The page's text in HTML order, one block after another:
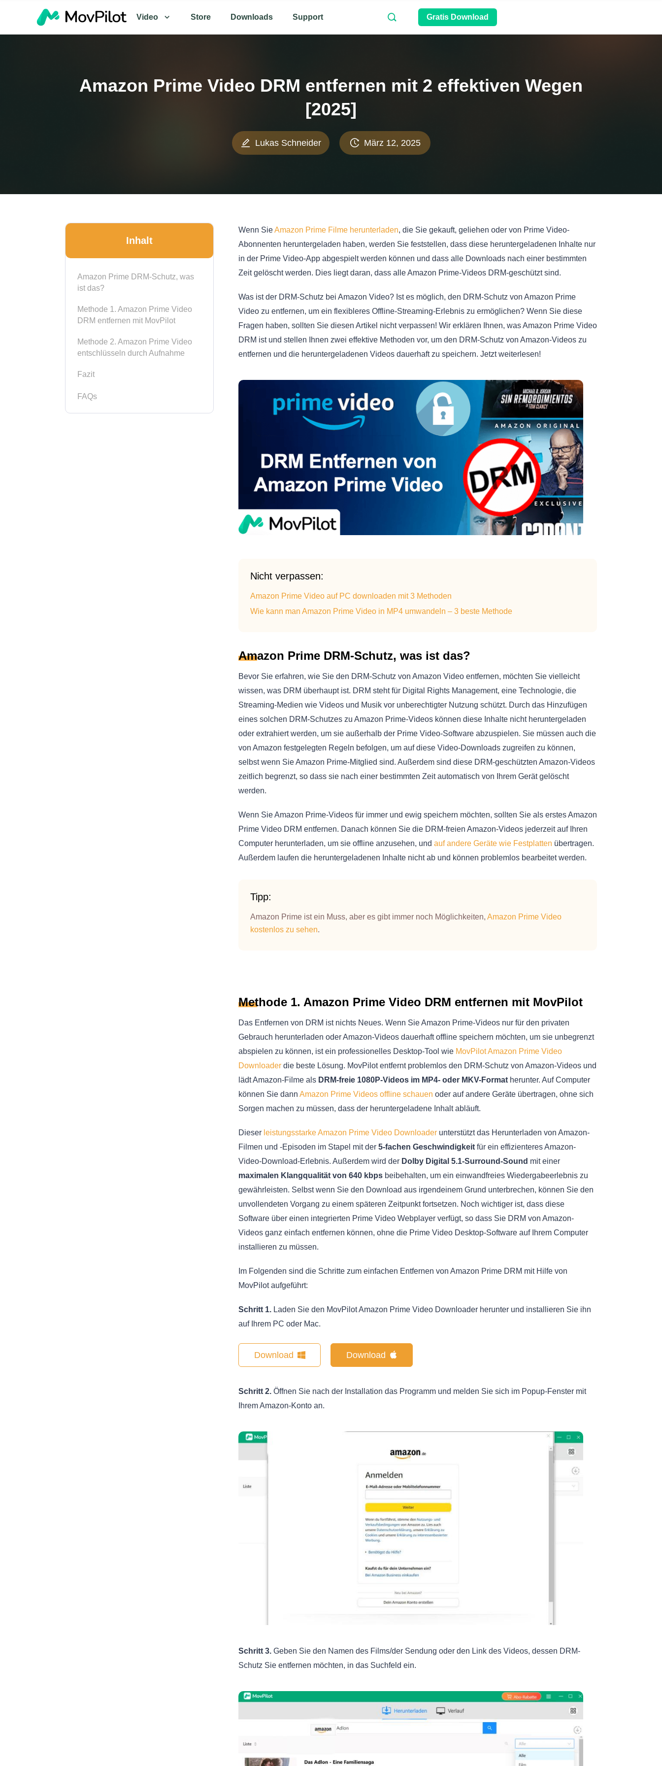
Video Store Downloads Support Gratis Download
Amazon Prime Video DRM entfernen mit 2 effektiven Wegen
[2025]
Lukas Schneider März 12, 2025
Inhalt
Amazon Prime DRM-Schutz, was
ist das?
Methode 1. Amazon Prime Video
DRM entfernen mit MovPilot
Methode 2. Amazon Prime Video
entschlüsseln durch Aufnahme
Fazit
FAQs
Wenn SieAmazon Prime Filme herunterladen, die Sie gekauft, geliehen oder von Prime Video-
Abonnenten heruntergeladen haben, werden Sie feststellen, dass diese heruntergeladenen Inhalte nur
in der Prime Video-App abgespielt werden können und dass alle Downloads nach einer bestimmten
Zeit gelöscht werden. Dies liegt daran, dass alle Amazon Prime-Videos DRM-geschützt sind.
Was ist der DRM-Schutz bei Amazon Video? Ist es möglich, den DRM-Schutz von Amazon Prime
Video zu entfernen, um ein flexibleres Offline-Streaming-Erlebnis zu ermöglichen? Wenn Sie diese
Fragen haben, sollten Sie diesen Artikel nicht verpassen! Wir erklären Ihnen, was Amazon Prime Video
DRM ist und stellen Ihnen zwei effektive Methoden vor, um den DRM-Schutz von Amazon-Videos zu
entfernen und die heruntergeladenen Videos dauerhaft zu speichern. Jetzt weiterlesen!
Nicht verpassen:
Amazon Prime Video auf PC downloaden mit 3 Methoden
Wie kann man Amazon Prime Video in MP4 umwandeln – 3 beste Methode
Amazon Prime DRM-Schutz, was ist das?
Bevor Sie erfahren, wie Sie den DRM-Schutz von Amazon Video entfernen, möchten Sie vielleicht
wissen, was DRM überhaupt ist. DRM steht für Digital Rights Management, eine Technologie, die
Streaming-Medien wie Videos und Musik vor unberechtigter Nutzung schützt. Durch das Hinzufügen
eines solchen DRM-Schutzes zu Amazon Prime-Videos können diese Inhalte nicht heruntergeladen
oder extrahiert werden, um sie außerhalb der Prime Video-Software abzuspielen. Sie müssen auch die
von Amazon festgelegten Regeln befolgen, um auf diese Video-Downloads zugreifen zu können,
selbst wenn Sie Amazon Prime-Mitglied sind. Außerdem sind diese DRM-geschützten Amazon-Videos
zeitlich begrenzt, so dass sie nach einer bestimmten Zeit automatisch von Ihrem Gerät gelöscht
werden.
Wenn Sie Amazon Prime-Videos für immer und ewig speichern möchten, sollten Sie als erstes Amazon
Prime Video DRM entfernen. Danach können Sie die DRM-freien Amazon-Videos jederzeit auf Ihren
Computer herunterladen, um sie offline anzusehen, und auf andere Geräte wie Festplatten übertragen.
Außerdem laufen die heruntergeladenen Inhalte nicht ab und können problemlos bearbeitet werden.
Tipp:
Amazon Prime ist ein Muss, aber es gibt immer noch Möglichkeiten, Amazon Prime Video
kostenlos zu sehen.
Methode 1. Amazon Prime Video DRM entfernen mit MovPilot
Das Entfernen von DRM ist nichts Neues. Wenn Sie Amazon Prime-Videos nur für den privaten
Gebrauch herunterladen oder Amazon-Videos dauerhaft offline speichern möchten, um sie unbegrenzt
abspielen zu können, ist ein professionelles Desktop-Tool wie MovPilot Amazon Prime Video
Downloader die beste Lösung. MovPilot entfernt problemlos den DRM-Schutz von Amazon-Videos und
lädt Amazon-Filme als DRM-freie 1080P-Videos im MP4- oder MKV-Format herunter. Auf Computer
können Sie dann Amazon Prime Videos offline schauen oder auf andere Geräte übertragen, ohne sich
Sorgen machen zu müssen, dass der heruntergeladene Inhalt abläuft.
Dieser leistungsstarke Amazon Prime Video Downloader unterstützt das Herunterladen von Amazon-
Filmen und -Episoden im Stapel mit der 5-fachen Geschwindigkeit für ein effizienteres Amazon-
Video-Download-Erlebnis. Außerdem wird der Dolby Digital 5.1-Surround-Sound mit einer
maximalen Klangqualität von 640 kbps beibehalten, um ein einwandfreies Wiedergabeerlebnis zu
gewährleisten. Selbst wenn Sie den Download aus irgendeinem Grund unterbrechen, können Sie den
unvollendeten Vorgang zu einem späteren Zeitpunkt fortsetzen. Noch wichtiger ist, dass diese
Software über einen integrierten Prime Video Webplayer verfügt, so dass Sie DRM von Amazon-
Videos ganz einfach entfernen können, ohne die Prime Video Desktop-Software auf Ihrem Computer
installieren zu müssen.
Im Folgenden sind die Schritte zum einfachen Entfernen von Amazon Prime DRM mit Hilfe von
MovPilot aufgeführt:
Schritt 1. Laden Sie den MovPilot Amazon Prime Video Downloader herunter und installieren Sie ihn
auf Ihrem PC oder Mac.
Download Download
Schritt 2. Öffnen Sie nach der Installation das Programm und melden Sie sich im Popup-Fenster mit
Ihrem Amazon-Konto an.
Schritt 3. Geben Sie den Namen des Films/der Sendung oder den Link des Videos, dessen DRM-
Schutz Sie entfernen möchten, in das Suchfeld ein.